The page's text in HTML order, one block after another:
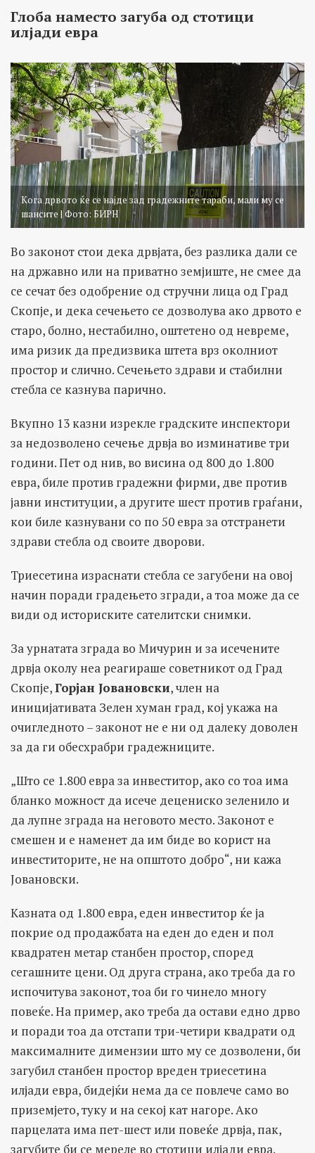
Глоба наместо загуба од стотици
илјади евра
Кога дрвото ќе се најде зад градежните тараби, мали му се
шансите | Фото: БИРН
Во законот стои дека дрвјата, без разлика дали се
на државно или на приватно земјиште, не смее да
се сечат без одобрение од стручни лица од Град
Скопје, и дека сечењето се дозволува ако дрвото е
старо, болно, нестабилно, оштетено од невреме,
има ризик да предизвика штета врз околниот
простор и слично. Сечењето здрави и стабилни
стебла се казнува парично.
Вкупно 13 казни изрекле градските инспектори
за недозволено сечење дрвја во изминативе три
години. Пет од нив, во висина од 800 до 1.800
евра, биле против градежни фирми, две против
јавни институции, а другите шест против граѓани,
кои биле казнувани со по 50 евра за отстранети
здрави стебла од своите дворови.
Триесетина израснати стебла се загубени на овој
начин поради градењето згради, а тоа може да се
види од историските сателитски снимки.
За урнатата зграда во Мичурин и за исечените
дрвја околу неа реагираше советникот од Град
Скопје,Горјан Јовановски, член на
иницијативата Зелен хуман град, кој укажа на
очигледното – законот не е ни од далеку доволен
за да ги обесхрабри градежниците.
„Што се 1.800 евра за инвеститор, ако со тоа има
бланко можност да исече децениско зеленило и
да лупне зграда на неговото место. Законот е
смешен и е наменет да им биде во корист на
инвеститорите, не на општото добро“, ни кажа
Јовановски.
Казната од 1.800 евра, еден инвеститор ќе ја
покрие од продажбата на еден до еден и пол
квадратен метар станбен простор, според
сегашните цени. Од друга страна, ако треба да го
испочитува законот, тоа би го чинело многу
повеќе. На пример, ако треба да остави едно дрво
и поради тоа да отстапи три-четири квадрати од
максималните димензии што му се дозволени, би
загубил станбен простор вреден триесетина
илјади евра, бидејќи нема да се повлече само во
приземјето, туку и на секој кат нагоре. Ако
парцелата има пет-шест или повеќе дрвја, пак,
загубите би се мереле во стотици илјади евра.